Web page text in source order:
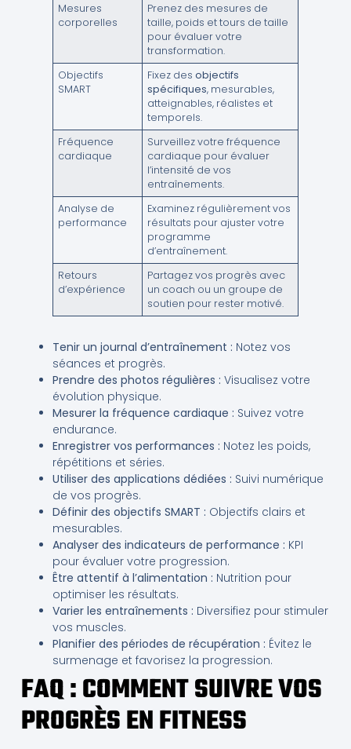
Mesures
corporelles
Prenez des mesures de
taille, poids et tours de taille
pour évaluer votre
transformation.
Objectifs
SMART
Fixez desobjectifs
spécifiques, mesurables,
atteignables, réalistes et
temporels.
Fréquence
cardiaque
Surveillez votre fréquence
cardiaque pour évaluer
l’intensité de vos
entraînements.
Analyse de
performance
Examinez régulièrement vos
résultats pour ajuster votre
programme
d’entraînement.
Retours
d’expérience
Partagez vos progrès avec
un coach ou un groupe de
soutien pour rester motivé.
Tenir un journal d’entraînement : Notez vos
séances et progrès.
Prendre des photos régulières : Visualisez votre
évolution physique.
Mesurer la fréquence cardiaque : Suivez votre
endurance.
Enregistrer vos performances : Notez les poids,
répétitions et séries.
Utiliser des applications dédiées : Suivi numérique
de vos progrès.
Définir des objectifs SMART : Objectifs clairs et
mesurables.
Analyser des indicateurs de performance : KPI
pour évaluer votre progression.
Être attentif à l’alimentation : Nutrition pour
optimiser les résultats.
Varier les entraînements : Diversifiez pour stimuler
vos muscles.
Planifier des périodes de récupération : Évitez le
surmenage et favorisez la progression.
FAQ : COMMENT SUIVRE VOS
PROGRÈS EN FITNESS